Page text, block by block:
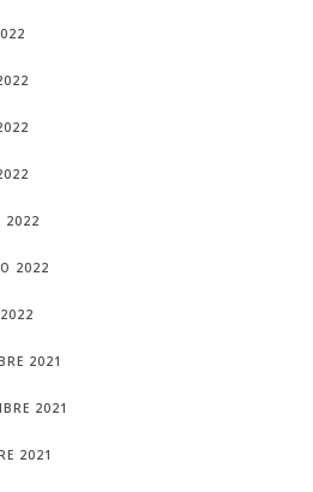
2022
2022
2021
2021
2021